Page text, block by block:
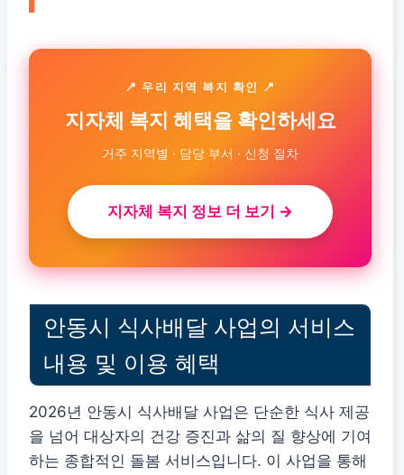
📍 우리 지역 복지 확인 📍
지자체 복지 혜택을 확인하세요
거주 지역별 · 담당 부서 · 신청 절차
지자체 복지 정보 더 보기 →
안동시 식사배달 사업의 서비스
내용 및 이용 혜택
2026년 안동시 식사배달 사업은 단순한 식사 제공
을 넘어 대상자의 건강 증진과 삶의 질 향상에 기여
하는 종합적인 돌봄 서비스입니다. 이 사업을 통해